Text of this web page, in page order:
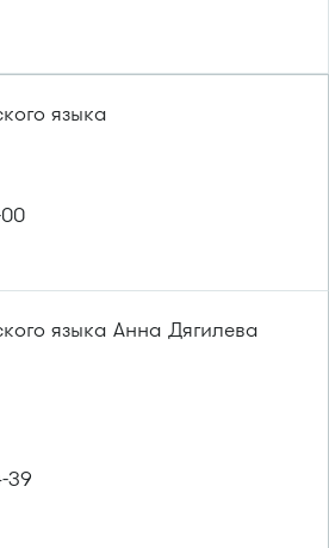
языка
языка Анна Дягилева
39